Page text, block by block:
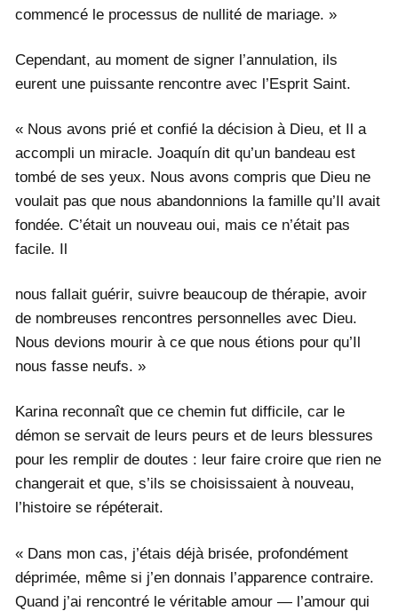
commencé le processus de nullité de mariage. »
Cependant, au moment de signer l’annulation, ils
eurent une puissante rencontre avec l’Esprit Saint.
« Nous avons prié et confié la décision à Dieu, et Il a
accompli un miracle. Joaquín dit qu’un bandeau est
tombé de ses yeux. Nous avons compris que Dieu ne
voulait pas que nous abandonnions la famille qu’Il avait
fondée. C’était un nouveau oui, mais ce n’était pas
facile. Il
nous fallait guérir, suivre beaucoup de thérapie, avoir
de nombreuses rencontres personnelles avec Dieu.
Nous devions mourir à ce que nous étions pour qu’Il
nous fasse neufs. »
Karina reconnaît que ce chemin fut difficile, car le
démon se servait de leurs peurs et de leurs blessures
pour les remplir de doutes : leur faire croire que rien ne
changerait et que, s’ils se choisissaient à nouveau,
l’histoire se répéterait.
« Dans mon cas, j’étais déjà brisée, profondément
déprimée, même si j’en donnais l’apparence contraire.
Quand j’ai rencontré le véritable amour — l’amour qui